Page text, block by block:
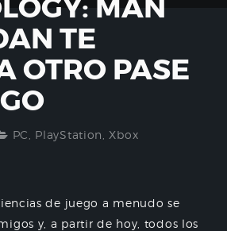
MAN
TE
OTRO PASE
PC PlayStation Xbox
de juego a menudo se
y, a partir de hoy, todos los